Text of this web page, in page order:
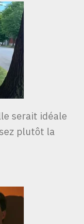
serait idéale
plutôt la